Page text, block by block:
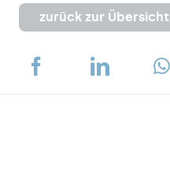
zurück zur Übersicht